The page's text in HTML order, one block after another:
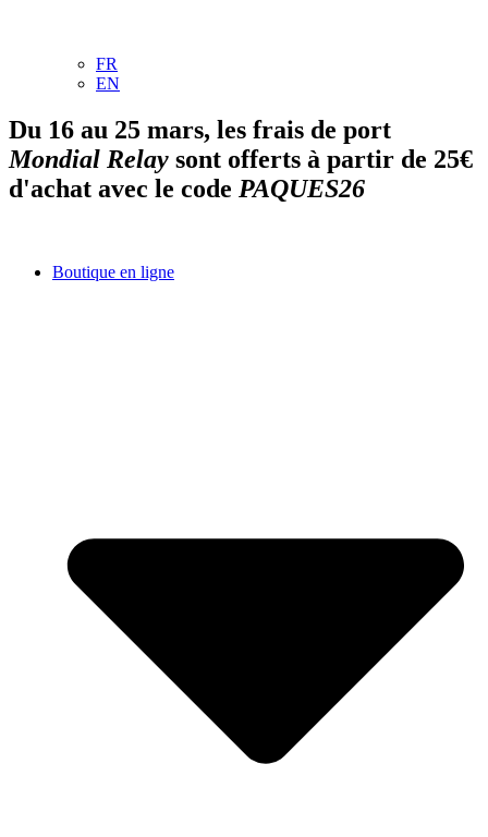
FR
EN
Du 16 au 25 mars, les frais de port
Mondial Relay sont offerts à partir de 25€
d'achat avec le code PAQUES26
Boutique en ligne